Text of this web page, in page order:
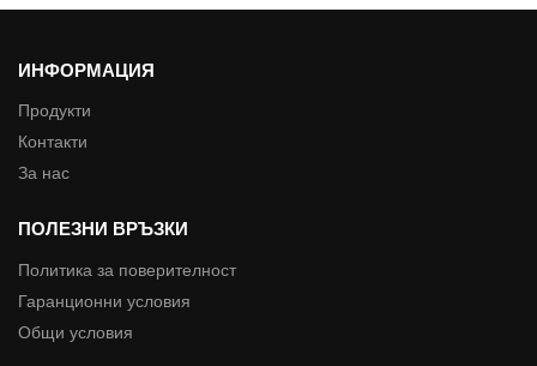
ИНФОРМАЦИЯ
Продукти
Контакти
За нас
ПОЛЕЗНИ ВРЪЗКИ
Политика за поверителност
Гаранционни условия
Общи условия